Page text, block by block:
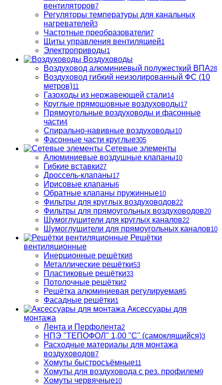
вентиляторов7
Регуляторы температуры для канальных
нагревателей3
Частотные преобразователи7
Щиты управления вентиляцией1
Электроприводы1
Воздуховоды
Воздуховод алюминиевый полужесткий ВПА28
Воздуховод гибкий неизолированный ФС (10
метров)11
Газоходы из нержавеющей стали14
Круглые прямошовные воздуховоды17
Прямоугольные воздуховоды и фасонные
части4
Спирально-навивные воздуховоды10
Фасонные части круглые305
Сетевые элементы
Алюминиевые воздушные клапаны10
Гибкие вставки27
Дроссель-клапаны17
Ирисовые клапаны6
Обратные клапаны пружинные10
Фильтры для круглых воздуховодов22
Фильтры для прямоугольных воздуховодов20
Шумоглушители для круглых каналов22
Шумоглушители для прямоугольных каналов10
Решётки
вентиляционные
Инерционные решётки8
Металлические решётки53
Пластиковые решётки33
Потолочные решётки2
Решётка алюминиевая регулируемая5
Фасадные решётки1
Аксессуары для
монтажа
Лента и Перфолента2
НПЭ "ТЕПОФОЛ" 1,00 "С" (самоклящийся)3
Расходные материалы для монтажа
воздуховодов7
Хомуты быстросъёмные11
Хомуты для воздуховода с рез. профилем9
Хомуты червячные10